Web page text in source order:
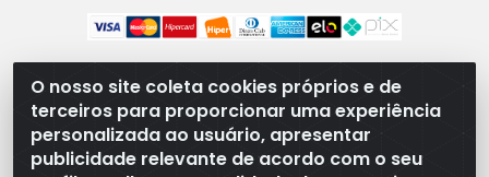
O nosso site coleta cookies próprios e de
terceiros para proporcionar uma experiência
personalizada ao usuário, apresentar
publicidade relevante de acordo com o seu
WB Componentes Automotivos LTDA - CNPJ
08.528.393/0001-12 - Rua do Níquel, 667 - Parque
Oeste Industrial, Goiânia/GO - CEP 74375-660